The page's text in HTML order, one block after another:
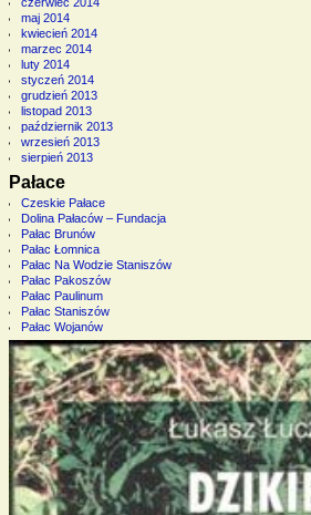
maj 2014
kwiecień 2014
marzec 2014
luty 2014
styczeń 2014
grudzień 2013
listopad 2013
październik 2013
wrzesień 2013
sierpień 2013
Pałace
Czeskie Pałace
Dolina Pałaców – Fundacja
Pałac Brunów
Pałac Łomnica
Pałac Na Wodzie Staniszów
Pałac Pakoszów
Pałac Paulinum
Pałac Staniszów
Pałac Wojanów